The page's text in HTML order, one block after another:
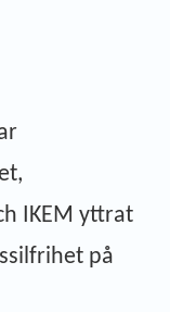
IKEM yttrat
på